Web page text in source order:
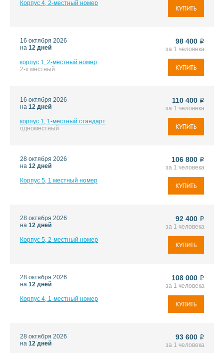
Корпус 4, 2-местный номер
КУПИТЬ
16 октября 2026
на 12 дней
корпус 1, 2-местный номер
2-х местный
98 400 i
за 1 человека
КУПИТЬ
16 октября 2026
на 12 дней
корпус 1, 1-местный стандарт
одноместный
110 400 i
за 1 человека
КУПИТЬ
28 октября 2026
на 12 дней
Корпус 5, 1 местный номер
106 800 i
за 1 человека
КУПИТЬ
28 октября 2026
на 12 дней
Корпус 5, 2-местный номер
92 400 i
за 1 человека
КУПИТЬ
28 октября 2026
на 12 дней
Корпус 4, 1-местный номер
108 000 i
за 1 человека
КУПИТЬ
28 октября 2026
на 12 дней
93 600 i
за 1 человека